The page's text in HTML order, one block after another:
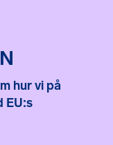
hur vi på
EU:s